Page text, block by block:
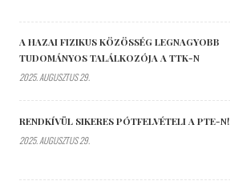
A HAZAI FIZIKUS KÖZÖSSÉG LEGNAGYOBB
TUDOMÁNYOS TALÁLKOZÓJA A TTK-N
2025. AUGUSZTUS 29.
RENDKÍVÜL SIKERES PÓTFELVÉTELI A PTE-N!
2025. AUGUSZTUS 29.